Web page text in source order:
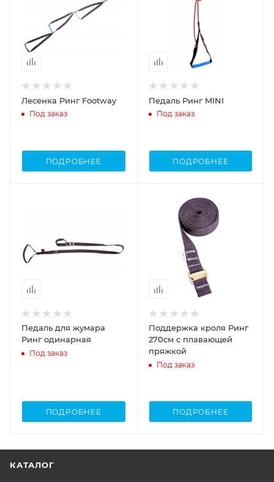
Лесенка Ринг Footway
Под заказ
ПОДРОБНЕЕ
Педаль Ринг MINI
Под заказ
ПОДРОБНЕЕ
Педаль для жумара
Ринг одинарная
Под заказ
ПОДРОБНЕЕ
Поддержка кроля Ринг
270см с плавающей
пряжкой
Под заказ
ПОДРОБНЕЕ
КАТАЛОГ